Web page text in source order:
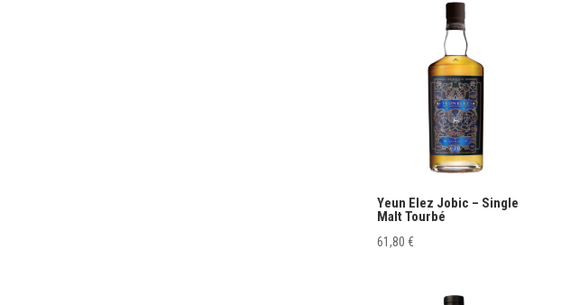
Yeun Elez Jobic – Single
Malt Tourbé
61,80 €